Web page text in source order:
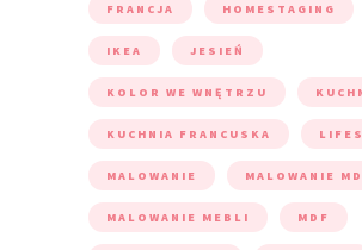
FRANCJA HOMESTAGING
IKEA JESIEŃ
KOLOR WE WNĘTRZU
KUCHNIA FRANCUSKA
MALOWANIE MALOWANIE
MALOWANIE MEBLI MDF